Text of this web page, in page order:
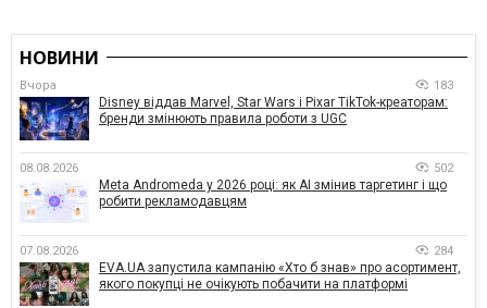
НОВИНИ
Вчора 183
Disney віддав Marvel, Star Wars і Pixar TikTok-креаторам:
бренди змінюють правила роботи з UGC
08.08.2026 502
Meta Andromeda у 2026 році: як AI змінив таргетинг і що
робити рекламодавцям
07.08.2026 284
EVA.UA запустила кампанію «Хто б знав» про асортимент,
якого покупці не очікують побачити на платформі